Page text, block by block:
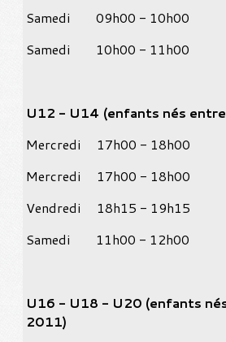
Samedi 09h00 -
Samedi 10h00 -
U12 - U14 (enfants nés
Mercredi 17h00 -
Mercredi 17h00 -
Vendredi 18h15 -
Samedi 11h00 -
U16 - U18 - U20 (enfants
2011)